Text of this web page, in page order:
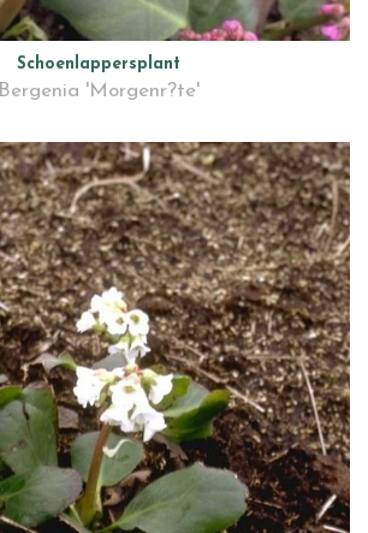
Schoenlappersplant
Bergenia 'Morgenr?te'